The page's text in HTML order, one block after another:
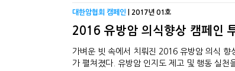
대한암협회 캠페인 | 2017년 01호
2016 유방암 의식향상 캠페인
가벼운 빗 속에서 치뤄진 2016 유방암 의식 향
가 펼쳐졌다. 유방암 인지도 제고 및 행동 실천